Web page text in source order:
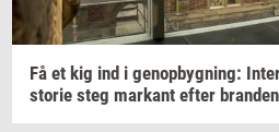
Få et kig ind i genop­byg­ning:
sto­rie steg mar­kant efter bran­den